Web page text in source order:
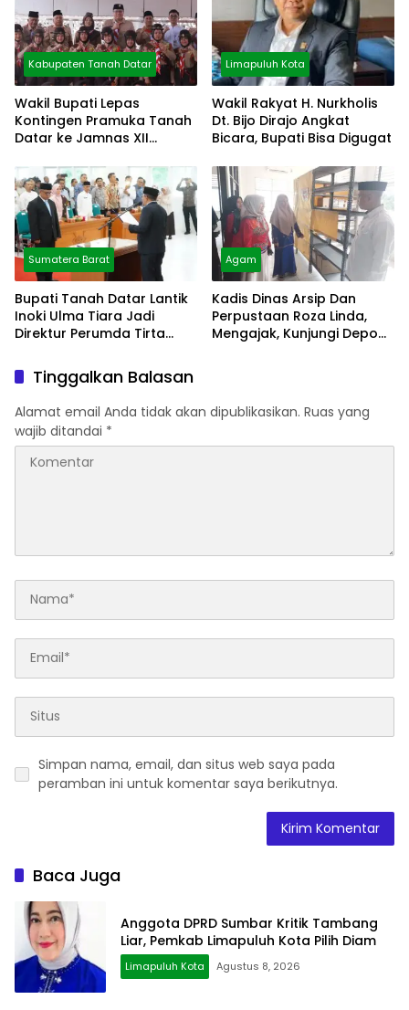
Kabupaten Tanah Datar
Wakil Bupati Lepas
Kontingen Pramuka Tanah
Datar ke Jamnas XII
Limapuluh Kota
Wakil Rakyat H. Nurkholis
Dt. Bijo Dirajo Angkat
Bicara, Bupati Bisa Digugat
Sumatera Barat
Bupati Tanah Datar Lantik
Inoki Ulma Tiara Jadi
Direktur Perumda Tirta
Agam
Kadis Dinas Arsip Dan
Perpustaan Roza Linda,
Mengajak, Kunjungi Depo
Tinggalkan Balasan
Alamat email Anda tidak akan dipublikasikan. Ruas yang
wajib ditandai *
Simpan nama, email, dan situs web saya pada
peramban ini untuk komentar saya berikutnya.
Baca Juga
Anggota DPRD Sumbar Kritik Tambang
Liar, Pemkab Limapuluh Kota Pilih Diam
Limapuluh Kota Agustus 8, 2026